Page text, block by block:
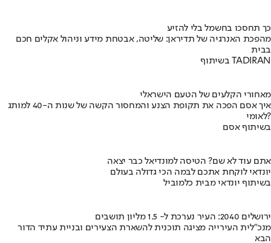
כך תחסכו בחשמל בלי להזיע
מהפכת האנרגיה של תדיראן: שליטה, אבטחת מידע וניהול אקלים חכם
בבית
בשיתוף TADIRAN
מאחורי הקלעים של הטעם הישראלי
איך אסם הפכה את תקופת הצנע והמחסור הקשה של שנות ה-40 למותג
לאומי?
בשיתוף אסם
אתם עוד לא שם? הטיסה למונדיאל כבר יצאה
יונדאי לוקחת אתכם לבמה הכי גדולה בעולם
בשיתוף יונדאי מבית כלמוביל
ירושלים 2040: העיר נערכת ל- 1.5 מליון תושבים
מנכ"לית העירייה מציגה תוכנית להשארת הצעירים ובניית עתיד הדור
הבא